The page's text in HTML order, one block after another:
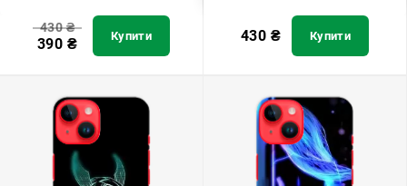
430₴
390 ₴ Купити 430 ₴ Купити